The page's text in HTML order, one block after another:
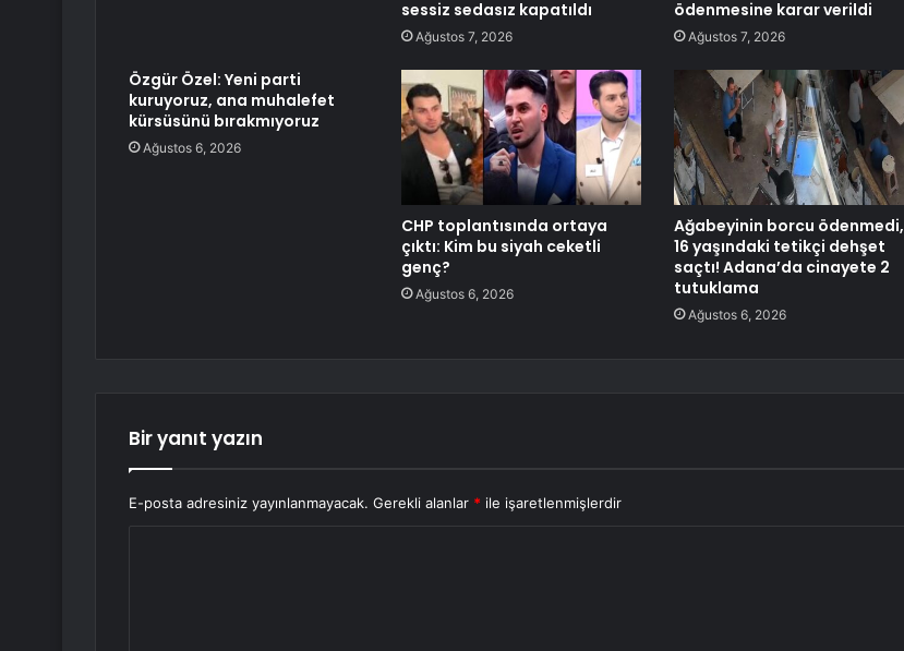
sessiz sedasız kapatıldı
Ağustos 7, 2026
ödenmesine karar verildi
Ağustos 7, 2026
Özgür Özel: Yeni parti
kuruyoruz, ana muhalefet
kürsüsünü bırakmıyoruz
Ağustos 6, 2026
CHP toplantısında ortaya
çıktı: Kim bu siyah ceketli
genç?
Ağustos 6, 2026
Ağabeyinin borcu ödenmedi,
16 yaşındaki tetikçi dehşet
saçtı! Adana’da cinayete 2
tutuklama
Ağustos 6, 2026
Bir yanıt yazın
E-posta adresiniz yayınlanmayacak. Gerekli alanlar * ile işaretlenmişlerdir